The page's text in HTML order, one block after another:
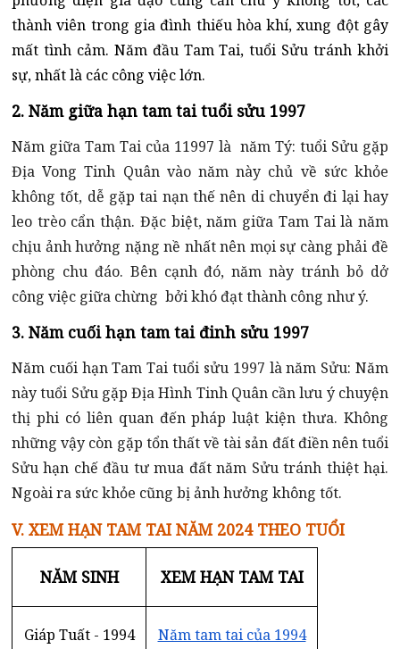
thành viên trong gia đình thiếu hòa khí, xung đột gây
mất tình cảm. Năm đầu Tam Tai, tuổi Sửu tránh khởi
sự, nhất là các công việc lớn.
2. Năm giữa hạn tam tai tuổi sửu 1997
Năm giữa Tam Tai của 11997 là năm Tý: tuổi Sửu gặp
Địa Vong Tinh Quân vào năm này chủ về sức khỏe
không tốt, dễ gặp tai nạn thế nên di chuyển đi lại hay
leo trèo cẩn thận. Đặc biệt, năm giữa Tam Tai là năm
chịu ảnh hưởng nặng nề nhất nên mọi sự càng phải đề
phòng chu đáo. Bên cạnh đó, năm này tránh bỏ dở
công việc giữa chừng bởi khó đạt thành công như ý.
3. Năm cuối hạn tam tai đinh sửu 1997
Năm cuối hạn Tam Tai tuổi sửu 1997 là năm Sửu: Năm
này tuổi Sửu gặp Địa Hình Tinh Quân cần lưu ý chuyện
thị phi có liên quan đến pháp luật kiện thưa. Không
những vậy còn gặp tổn thất về tài sản đất điền nên tuổi
Sửu hạn chế đầu tư mua đất năm Sửu tránh thiệt hại.
Ngoài ra sức khỏe cũng bị ảnh hưởng không tốt.
V. XEM HẠN TAM TAI NĂM 2024 THEO TUỔI
NĂM SINH XEM HẠN TAM TAI
Giáp Tuất - 1994 Năm tam tai của 1994